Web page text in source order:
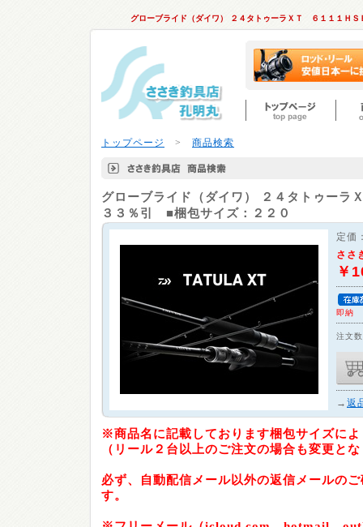
グローブライド（ダイワ） ２４タトゥーラＸＴ ６１１１Ｈ
トップページ > 商品検索
グローブライド（ダイワ）
２４タトゥー
３３％引 ■梱包サイズ：２２０
定価
ささ
￥
即納
注文
→ 返
※商品名に記載しております梱包サイズに
（リール２台以上のご注文の場合も変更と
必ず、自動配信メール以外の返信メールの
す。